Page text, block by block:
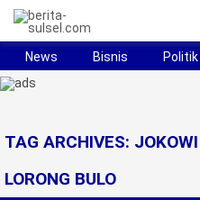
Home
News Bisnis Politik
TAG ARCHIVES:
LORONG BULO